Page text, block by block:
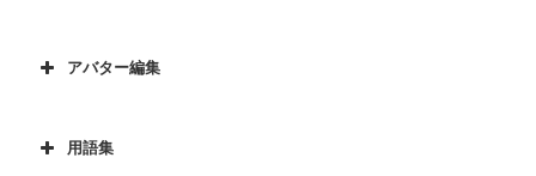
アバター編集
用語集